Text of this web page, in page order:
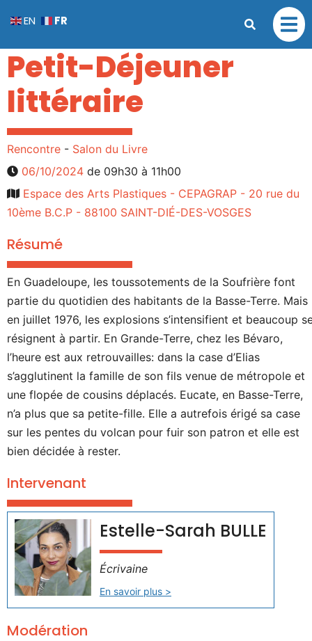
Petit-Déjeuner
littéraire
Rencontre - Salon du Livre
06/10/2024 de 09h30 à 11h00
Espace des Arts Plastiques - CEPAGRAP - 20 rue du
10ème B.C.P - 88100 SAINT-DIÉ-DES-VOSGES
Résumé
En Guadeloupe, les toussotements de la Soufrière font
partie du quotidien des habitants de la Basse-Terre. Mais
en juillet 1976, les explosions s’intensifient et beaucoup
résignent à partir. En Grande-Terre, chez les Bévaro,
l’heure est aux retrouvailles: dans la case d’Elias
s’agglutinent la famille de son fils venue de métropole et
une flopée de cousins déplacés. Eucate, en Basse-Terre,
n’a plus que sa petite-fille. Elle a autrefois érigé sa case
sur les pentes du volcan pour fuir son patron et elle est
bien décidée à rester.
Intervenant
Estelle-Sarah BULLE
Écrivaine
En savoir plus >
Modération
EN FR